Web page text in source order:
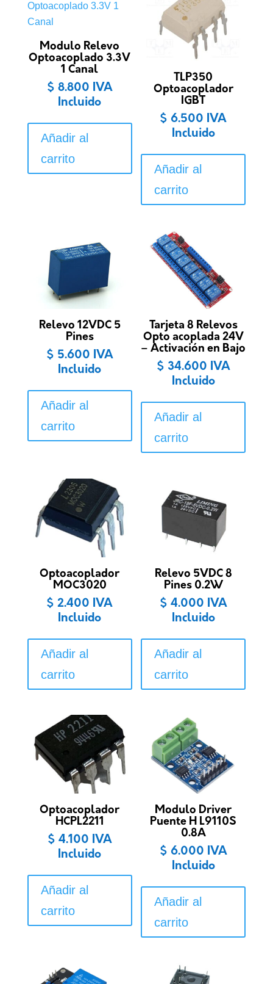
Modulo Relevo
Optoacoplado 3.3V
1 Canal
$ 8.800 IVA
Incluido
Añadir al
carrito
TLP350
Optoacoplador
IGBT
$ 6.500 IVA
Incluido
Añadir al
carrito
Relevo 12VDC 5
Pines
$ 5.600 IVA
Incluido
Añadir al
carrito
Tarjeta 8 Relevos
Opto acoplada 24V
– Activación en Bajo
$ 34.600 IVA
Incluido
Añadir al
carrito
Optoacoplador
MOC3020
$ 2.400
IVA
Incluido
Añadir al
carrito
Relevo 5VDC 8
Pines 0.2W
$ 4.000
IVA
Incluido
Añadir al
carrito
Optoacoplador
HCPL2211
$ 4.100 IVA
Incluido
Añadir al
carrito
Modulo Driver
Puente H L9110S
0.8A
$ 6.000 IVA
Incluido
Añadir al
carrito